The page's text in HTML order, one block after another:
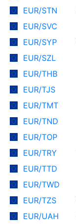
EUR/STN
EUR/SVC
EUR/SYP
EUR/SZL
EUR/THB
EUR/TJS
EUR/TMT
EUR/TND
EUR/TOP
EUR/TRY
EUR/TTD
EUR/TWD
EUR/TZS
EUR/UAH